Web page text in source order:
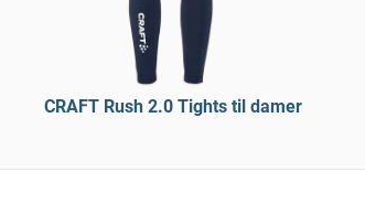
CRAFT Rush 2.0 Tights til damer